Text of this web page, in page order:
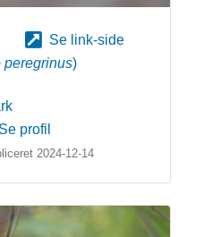
Se link-side
peregrinus)
Se profil
2024-12-14